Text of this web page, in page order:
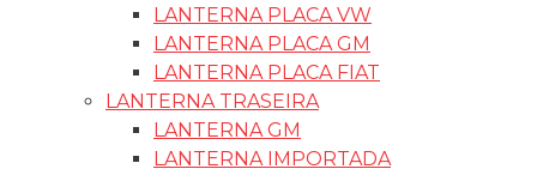
LANTERNA PLACA VW
LANTERNA PLACA GM
LANTERNA PLACA FIAT
LANTERNA TRASEIRA
LANTERNA GM
LANTERNA IMPORTADA